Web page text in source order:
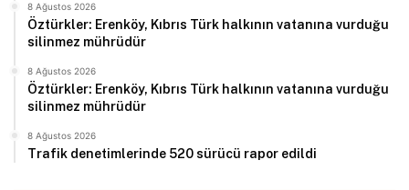
8 Ağustos 2026
Öztürkler: Erenköy, Kıbrıs Türk halkının vatanına vurduğu
silinmez mührüdür
8 Ağustos 2026
Öztürkler: Erenköy, Kıbrıs Türk halkının vatanına vurduğu
silinmez mührüdür
8 Ağustos 2026
Trafik denetimlerinde 520 sürücü rapor edildi